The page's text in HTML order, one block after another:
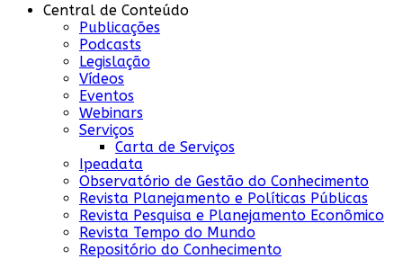
Central de Conteúdo
Publicações
Podcasts
Legislação
Vídeos
Eventos
Webinars
Serviços
Carta de Serviços
Ipeadata
Observatório de Gestão do Conhecimento
Revista Planejamento e Políticas Públicas
Revista Pesquisa e Planejamento Econômico
Revista Tempo do Mundo
Repositório do Conhecimento